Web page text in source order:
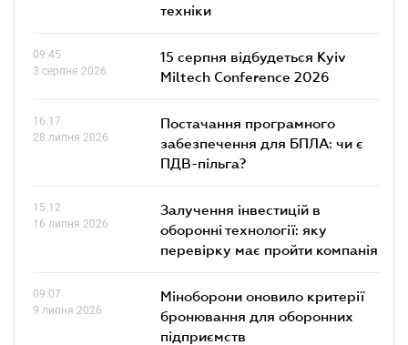
техніки
09.45
3 серпня 2026
15 серпня відбудеться Kyiv
Miltech Conference 2026
16.17
28 липня 2026
Постачання програмного
забезпечення для БПЛА: чи є
ПДВ-пільга?
15.12
16 липня 2026
Залучення інвестицій в
оборонні технології: яку
перевірку має пройти компанія
09.07
9 липня 2026
Міноборони оновило критерії
бронювання для оборонних
підприємств